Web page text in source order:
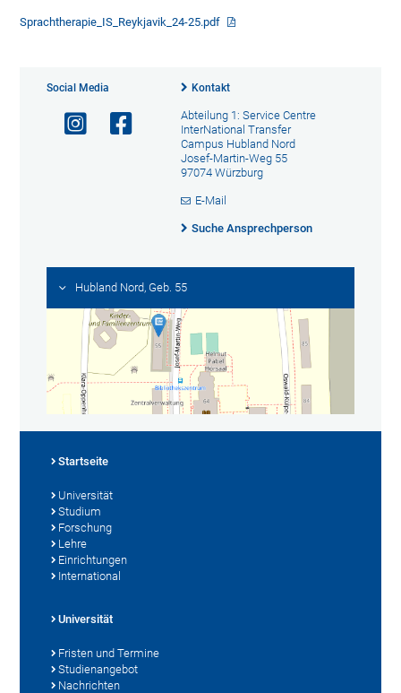
Sprachtherapie_IS_Reykjavik_24-25.pdf
Social Media Kontakt
Abteilung 1: Service Centre
InterNational Transfer
Campus Hubland Nord
Josef-Martin-Weg 55
97074 Würzburg
E-Mail
Suche Ansprechperson
Hubland Nord, Geb. 55
Startseite
Universität
Studium
Forschung
Lehre
Einrichtungen
International
Universität
Fristen und Termine
Studienangebot
Nachrichten